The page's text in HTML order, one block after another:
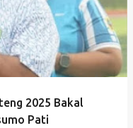
2025 Bakal
Pati
Kabarpatigo